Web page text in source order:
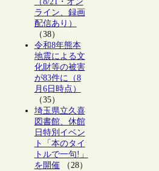
ライン、録画
配信あり）
（38）
令和8年熊本
地震による文
化財等の被害
が83件に（8
月6日時点）
（35）
埼玉県立久喜
図書館、休館
日特別イベン
ト「本のタイ
トルで一句!」
を開催（28）